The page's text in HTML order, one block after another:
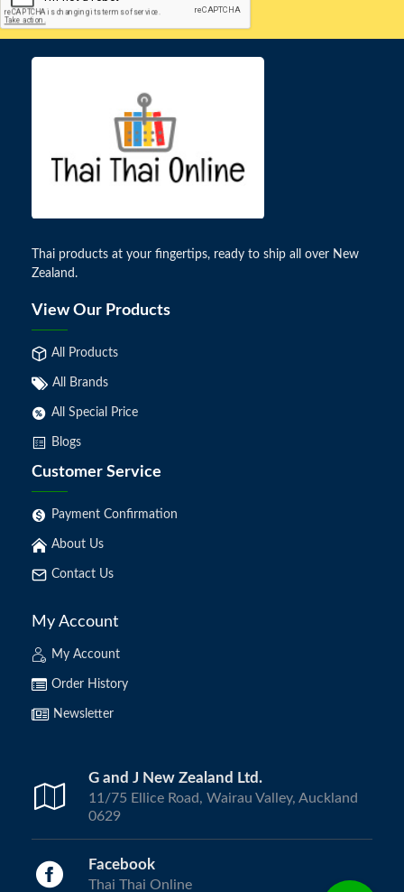
Thai products at your fingertips, ready to ship all over New
Zealand.
View Our Products
All Products
All Brands
All Special Price
Blogs
Customer Service
Payment Confirmation
About Us
Contact Us
My Account
My Account
Order History
Newsletter
G and J New Zealand Ltd.
11/75 Ellice Road, Wairau Valley, Auckland
0629
Facebook
Thai Thai Online